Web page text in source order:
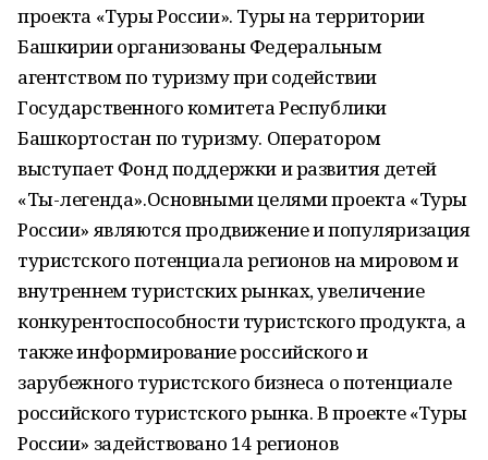
проекта «Туры России». Туры на территории
Башкирии организованы Федеральным
агентством по туризму при содействии
Государственного комитета Республики
Башкортостан по туризму. Оператором
выступает Фонд поддержки и развития детей
«Ты-легенда».Основными целями проекта «Туры
России» являются продвижение и популяризация
туристского потенциала регионов на мировом и
внутреннем туристских рынках, увеличение
конкурентоспособности туристского продукта, а
также информирование российского и
зарубежного туристского бизнеса о потенциале
российского туристского рынка. В проекте «Туры
России» задействовано 14 регионов